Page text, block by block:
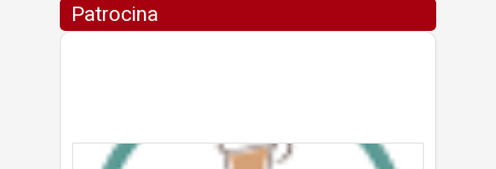
Patrocina